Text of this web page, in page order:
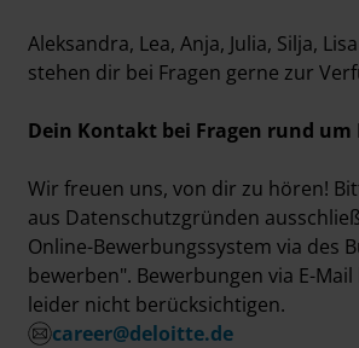
Aleksandra, Lea, Anja, Julia, Silja,
stehen dir bei Fragen gerne zur
Dein Kontakt bei Fragen rund
Wir freuen uns, von dir zu hören!
aus Datenschutzgründen
Online-Bewerbungssystem via des
bewerben". Bewerbungen via E-
leider nicht berücksichtigen.
career@deloitte.de